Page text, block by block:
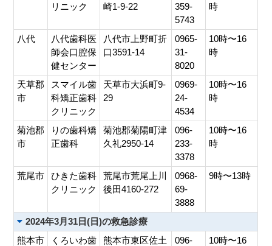
リニック
崎1-9-22
359-
5743
時
八代
八代歯科医
師会口腔保
健センター
八代市上野町折
口3591-14
0965-
31-
8020
10時〜16
時
天草郡
市
スマイル歯
科矯正歯科
クリニック
天草市大浜町9-
29
0969-
24-
4534
10時〜16
時
菊池郡
市
りの歯科矯
正歯科
菊池郡菊陽町津
久礼2950-14
096-
233-
3378
10時〜16
時
荒尾市
ひきた歯科
クリニック
荒尾市荒尾上川
後田4160-272
0968-
69-
3888
9時〜13時
2024年3月31日(日)の救急診療
熊本市
くろいわ歯
熊本市東区佐土
096-
10時〜16